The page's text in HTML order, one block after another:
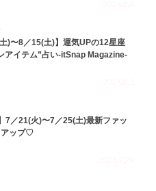
)〜8／15(土)】運気UPの12星座
アイテム”占い-itSnap Magazine-
7／21(火)〜7／25(土)最新ファッ
アップ♡